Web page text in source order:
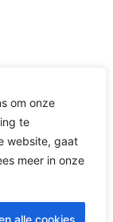
om onze
te
website, gaat
meer in onze
alle cookies